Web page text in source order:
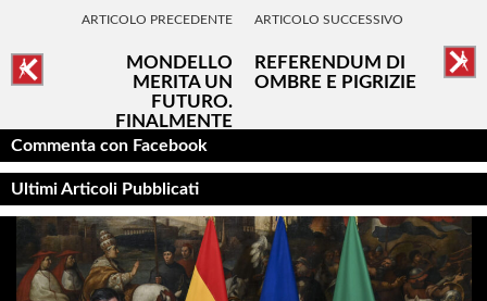
ARTICOLO PRECEDENTE
MONDELLO
MERITA UN
FUTURO.
FINALMENTE
ARTICOLO SUCCESSIVO
REFERENDUM DI
OMBRE E PIGRIZIE
Commenta con Facebook
Ultimi Articoli Pubblicati